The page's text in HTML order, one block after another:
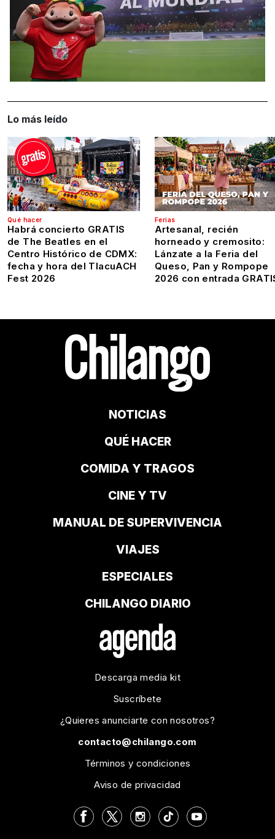
Lo más leído
Qué hacer
Habrá concierto GRATIS
de The Beatles en el
Centro Histórico de CDMX:
fecha y hora del TlacuACH
Fest 2026
Ferias
Artesanal, recién
horneado y cremosito:
Lánzate a la Feria del
Queso, Pan y Rompope
2026 con entrada
NOTICIAS
QUÉ HACER
COMIDA Y TRAGOS
CINE Y TV
MANUAL DE SUPERVIVENCIA
VIAJES
ESPECIALES
CHILANGO DIARIO
Descarga media kit
Suscríbete
¿Quieres anunciarte con nosotros?
contacto@chilango.com
Términos y condiciones
Aviso de privacidad